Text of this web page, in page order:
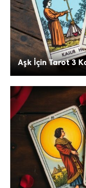
Aşk İçin Tarot 3